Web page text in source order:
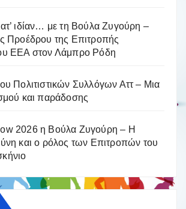
ιδίαν… με τη Βούλα Ζυγούρη –
Προέδρου της Επιτροπής
ΕΕΑ στον Λάμπρο Ρόδη
Πολιτιστικών Συλλόγων Αττ – Μια
και παράδοσης
2026 η Βούλα Ζυγούρη – Η
και ο ρόλος των Επιτροπών του